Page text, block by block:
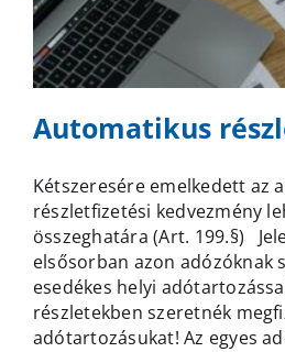
Automatikus
Kétszeresére emelkedett az
részletfizetési kedvezmény
összeghatára (Art. 199.§)
elsősorban azon adózóknak
esedékes helyi
részletekben szeretnék
adótartozásukat! Az egyes